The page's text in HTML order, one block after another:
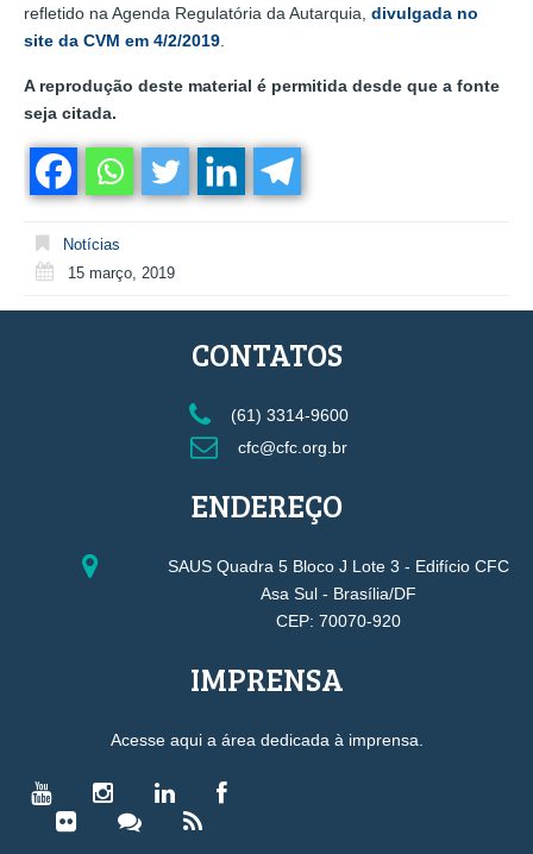
refletido na Agenda Regulatória da Autarquia, divulgada no
site da CVM em 4/2/2019
A reprodução deste material é permitida desde que a fonte
seja citada.
Notícias
15 março, 2019
CONTATOS
(61) 3314-9600
cfc@cfc.org.br
ENDEREÇO
SAUS Quadra 5 Bloco J Lote 3 - Edifício CFC
Asa Sul - Brasília/DF
CEP: 70070-920
IMPRENSA
Acesse aqui a área dedicada à imprensa.